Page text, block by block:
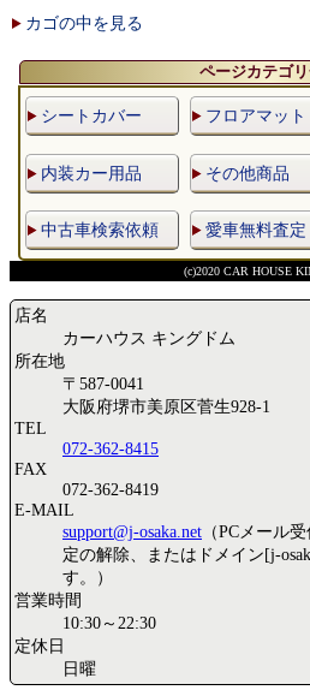
カゴの中を見る
ページカテゴ
シートカバー フロアマット
内装カー用品 その他商品
中古車検索依頼 愛車無料査定
(c)2020 CAR HOUSE
店名
カーハウス キングドム
所在地
〒587-0041
大阪府堺市美原区菅生928-1
TEL
072-362-8415
FAX
072-362-8419
E-MAIL
support@j-osaka.net （PCメール
定の解除、またはドメイン[j-
す。）
営業時間
10:30～22:30
定休日
日曜